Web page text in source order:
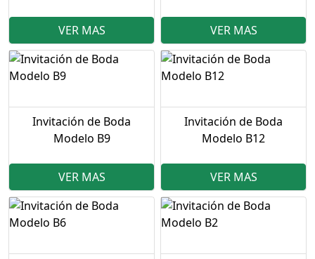
VER MAS VER MAS
Invitación de Boda
Modelo B9
VER MAS
Invitación de Boda
Modelo B12
VER MAS